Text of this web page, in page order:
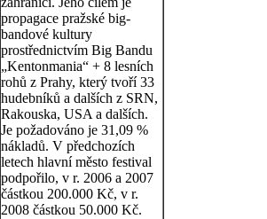
propagace pražské big-
bandové kultury
prostřednictvím Big Bandu
„Kentonmania“ + 8 lesních
rohů z Prahy, který tvoří 33
hudebníků a dalších z SRN,
Rakouska, USA a dalších.
Je požadováno je 31,09 %
nákladů. V předchozích
letech hlavní město festival
podpořilo, v r. 2006 a 2007
částkou 200.000 Kč, v r.
2008 částkou 50.000 Kč.